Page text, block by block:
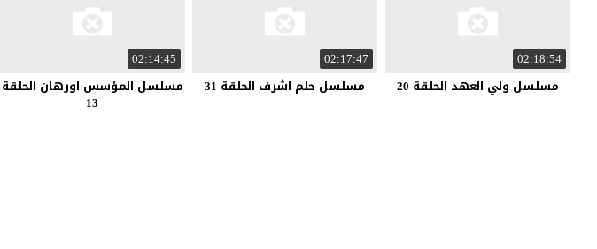
02:18:54
مسلسل ولي العهد الحلقة 20
02:17:47
مسلسل حلم اشرف الحلقة 31
02:14:45
مسلسل المؤسس اورهان الحلقة
13